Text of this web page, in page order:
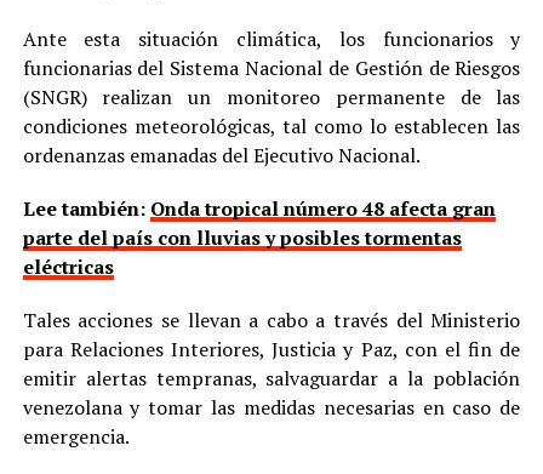
Ante esta situación climática, los funcionarios y
funcionarias del Sistema Nacional de Gestión de Riesgos
(SNGR) realizan un monitoreo permanente de las
condiciones meteorológicas, tal como lo establecen las
ordenanzas emanadas del Ejecutivo Nacional.
Lee también: Onda tropical número 48 afecta gran
parte del país con lluvias y posibles tormentas
eléctricas
Tales acciones se llevan a cabo a través del Ministerio
para Relaciones Interiores, Justicia y Paz, con el fin de
emitir alertas tempranas, salvaguardar a la población
venezolana y tomar las medidas necesarias en caso de
emergencia.